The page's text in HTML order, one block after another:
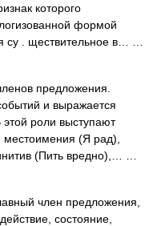
которого
формой
су . ществительное в… …
предложения.
и выражается
роли выступают
(Я рад),
(Пить вредно),… …
член предложения,
состояние,